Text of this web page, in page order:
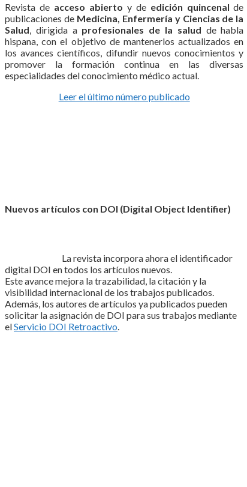
Revista de acceso abierto y de edición quincenal de
publicaciones de Medicina, Enfermería y Ciencias de la
Salud, dirigida a profesionales de la salud de habla
hispana, con el objetivo de mantenerlos actualizados en
los avances científicos, difundir nuevos conocimientos y
promover la formación continua en las diversas
especialidades del conocimiento médico actual.
Leer el último número publicado
Nuevos artículos con DOI (Digital Object Identifier)
La revista incorpora ahora el identificador
digital DOI en todos los artículos nuevos.
Este avance mejora la trazabilidad, la citación y la
visibilidad internacional de los trabajos publicados.
Además, los autores de artículos ya publicados pueden
solicitar la asignación de DOI para sus trabajos mediante
elServicio DOI Retroactivo.